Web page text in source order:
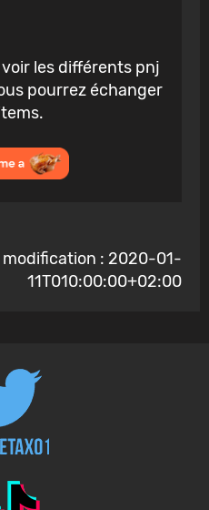
les différents pnj
pourrez échanger
modification : 2020-01-
11T010:00:00+02:00